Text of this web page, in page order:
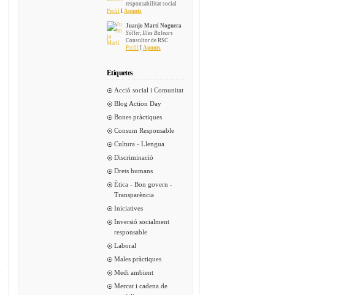
responsabilitat social
Perfil I Apunts
Juanjo Martí Noguera
Sóller, Illes Balears
Consultor de RSC
Perfil I Apunts
Etiquetes
Acció social i Comunitat
Blog Action Day
Bones pràctiques
Consum Responsable
Cultura - Llengua
Discriminació
Drets humans
Ètica - Bon govern -
Transparència
Iniciatives
Inversió socialment
responsable
Laboral
Males pràctiques
Medi ambient
Mercat i cadena de